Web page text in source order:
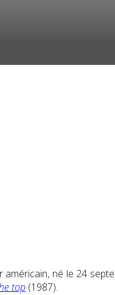
américain, né le 24
top (1987).